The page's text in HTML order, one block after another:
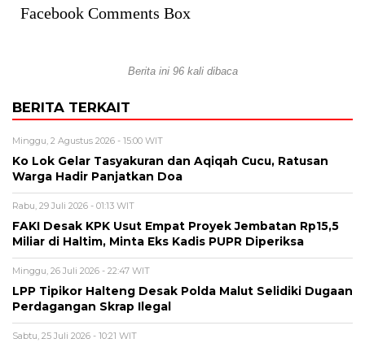
Facebook Comments Box
Berita ini 96 kali dibaca
BERITA TERKAIT
Minggu, 2 Agustus 2026 - 15:00 WIT
Ko Lok Gelar Tasyakuran dan Aqiqah Cucu, Ratusan
Warga Hadir Panjatkan Doa
Rabu, 29 Juli 2026 - 01:13 WIT
FAKI Desak KPK Usut Empat Proyek Jembatan Rp15,5
Miliar di Haltim, Minta Eks Kadis PUPR Diperiksa
Minggu, 26 Juli 2026 - 22:47 WIT
LPP Tipikor Halteng Desak Polda Malut Selidiki Dugaan
Perdagangan Skrap Ilegal
Sabtu, 25 Juli 2026 - 10:21 WIT